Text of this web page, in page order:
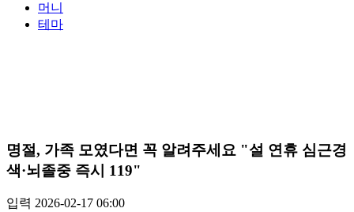
머니
테마
명절, 가족 모였다면 꼭 알려주세요 "설 연휴 심근경
색·뇌졸중 즉시 119"
입력 2026-02-17 06:00